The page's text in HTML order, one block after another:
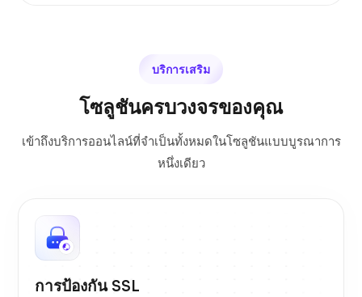
บริการเสริม
โซลูชันครบวงจรของคุณ
เข้าถึงบริการออนไลน์ที่จำเป็นทั้งหมดในโซลูชันแบบบูรณาการ
หนึ่งเดียว
การป้องกัน SSL